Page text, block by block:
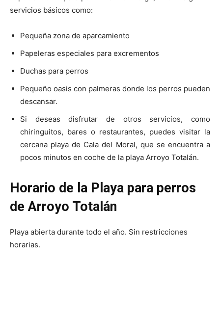
servicios básicos como:
Pequeña zona de aparcamiento
Papeleras especiales para excrementos
Duchas para perros
Pequeño oasis con palmeras donde los perros pueden
descansar.
Si deseas disfrutar de otros servicios, como
chiringuitos, bares o restaurantes, puedes visitar la
cercana playa de Cala del Moral, que se encuentra a
pocos minutos en coche de la playa Arroyo Totalán.
Horario de la Playa para perros
de Arroyo Totalán
Playa abierta durante todo el año. Sin restricciones
horarias.